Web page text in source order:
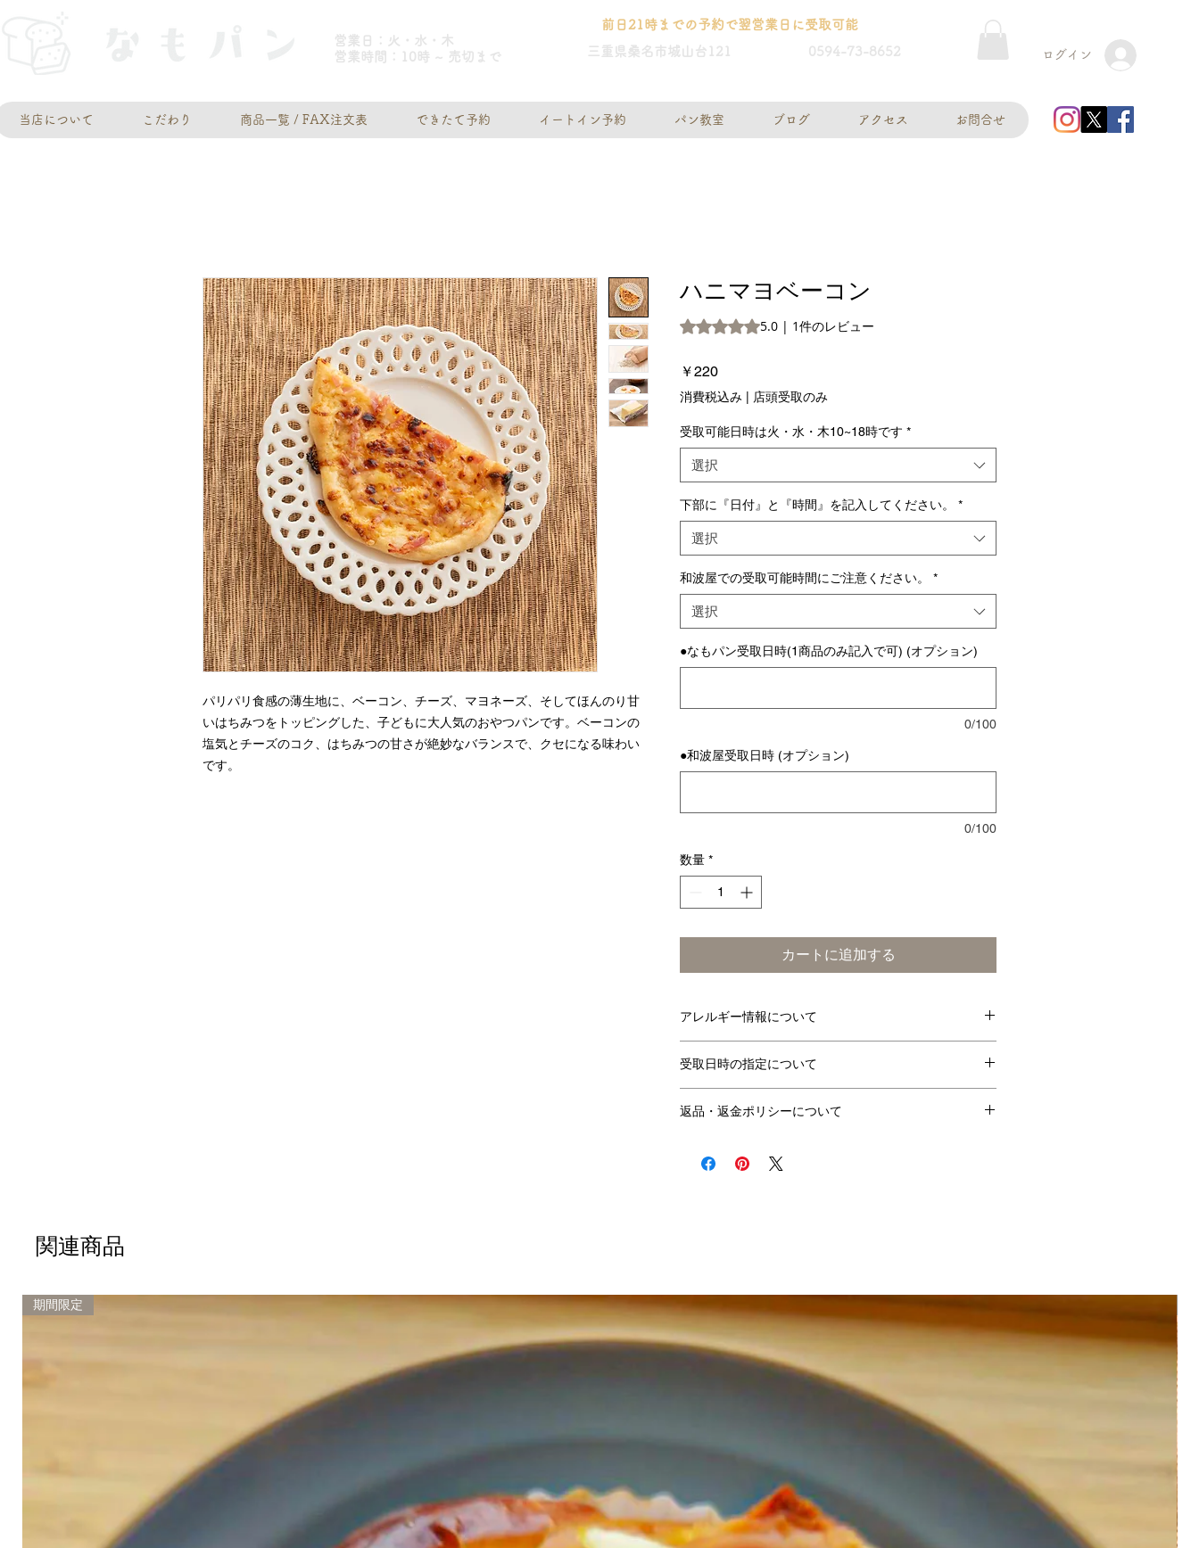
営業日：火・水・木
​営業時間：10時 ~ 売切まで
前日21時までの予約で翌営業日に受取可能
三重県桑名市城山台121
0594-73-8652 ログイン
当店について こだわり 商品一覧 / FAX注文表 できたて予約 イートイン予約 パン教室 ブログ アクセス お問合せ
パリパリ食感の薄生地に、ベーコン、チーズ、マヨネーズ、そしてほんのり甘
いはちみつをトッピングした、子どもに大人気のおやつパンです。ベーコンの
塩気とチーズのコク、はちみつの甘さが絶妙なバランスで、クセになる味わい
です。
ハニマヨベーコン
評価は1件のレビューに基づき、5つ星中5.0です。
5.0 | 1件のレビュー
￥220価
格
消費税込み 店頭受取のみ
受取可能日時は火・水・木10~18時です *
選択
下部に『日付』と『時間』を記入してください。 *
選択
和波屋での受取可能時間にご注意ください。 *
選択
●なもパン受取日時(1商品のみ記入で可) (オプション)
0/100
●和波屋受取日時 (オプション)
0/100
数量 *
カートに追加する
アレルギー情報について
小麦 乳 卵
受取日時の指定について
す。
ております。
営業日：火・水・木（10時〜売切れまで）
返品・返金ポリシーについて
せて頂きます。 ご注文頂いた商品に品間違えや不良
金の対象外とさせて頂く場合がございますので、ご
了承お願い致します。
関連商品
期間限定